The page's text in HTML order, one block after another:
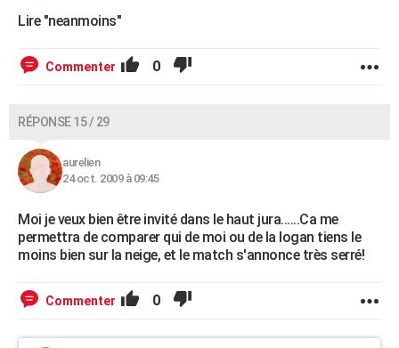
Lire "neanmoins"
Commenter 0
RÉPONSE 15 / 29
aurelien
24 oct. 2009 à 09:45
Moi je veux bien être invité dans le haut jura......Ca me
permettra de comparer qui de moi ou de la logan tiens le
moins bien sur la neige, et le match s'annonce très serré!
Commenter 0